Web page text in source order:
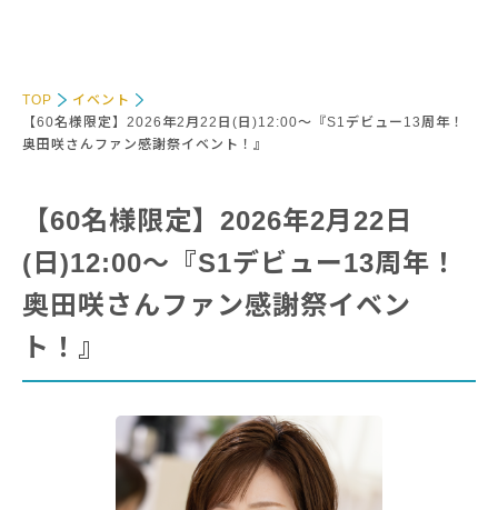
TOP
イベント
【60名様限定】2026年2月22日(日)12:00～『S1デビュー13周年！
奥田咲さんファン感謝祭イベント！』
【60名様限定】2026年2月22日
(日)12:00～『S1デビュー13周年！
奥田咲さんファン感謝祭イベン
ト！』